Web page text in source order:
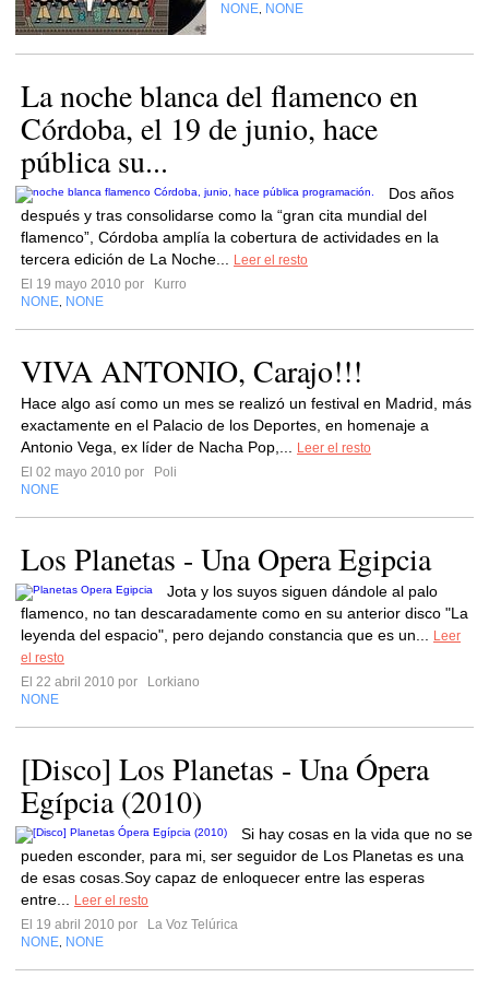
NONE NONE
La noche blanca del flamenco en
Córdoba, el 19 de junio, hace
pública su...
Dos años
después y tras consolidarse como la “gran cita mundial del
flamenco”, Córdoba amplía la cobertura de actividades en la
tercera edición de La Noche...
Leer el resto
El 19 mayo 2010 por
Kurro
NONE NONE
VIVA ANTONIO, Carajo!!!
Hace algo así como un mes se realizó un festival en Madrid, más
exactamente en el Palacio de los Deportes, en homenaje a
Antonio Vega, ex líder de Nacha Pop,...
Leer el resto
El 02 mayo 2010 por
Poli
NONE
Los Planetas - Una Opera Egipcia
Jota y los suyos siguen dándole al palo
flamenco, no tan descaradamente como en su anterior disco "La
leyenda del espacio", pero dejando constancia que es un...
Leer
el resto
El 22 abril 2010 por
Lorkiano
NONE
[Disco] Los Planetas - Una Ópera
Egípcia (2010)
Si hay cosas en la vida que no se
pueden esconder, para mi, ser seguidor de Los Planetas es una
de esas cosas.Soy capaz de enloquecer entre las esperas
entre...
Leer el resto
El 19 abril 2010 por
La Voz Telúrica
NONE NONE